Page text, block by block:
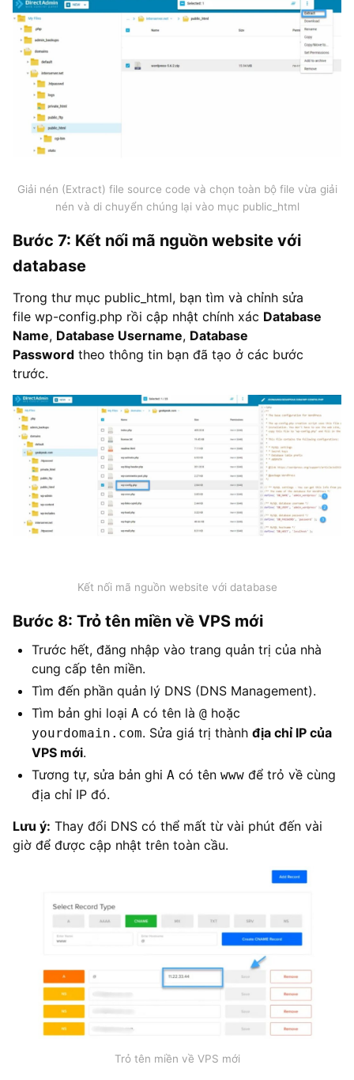
Giải nén (Extract) file source code và chọn toàn bộ file vừa giải
nén và di chuyển chúng lại vào mục public_html
Bước 7: Kết nối mã nguồn website với
database
Trong thư mục public_html, bạn tìm và chỉnh sửa
file wp-config.php rồi cập nhật chính xác Database
Name, Database Username, Database
Password theo thông tin bạn đã tạo ở các bước
trước.
Kết nối mã nguồn website với database
Bước 8: Trỏ tên miền về VPS mới
Trước hết, đăng nhập vào trang quản trị của nhà
cung cấp tên miền.
Tìm đến phần quản lý DNS (DNS Management).
Tìm bản ghi loại A có tên là @ hoặc
yourdomain.com. Sửa giá trị thành địa chỉ IP của
VPS mới.
Tương tự, sửa bản ghi A có tên www để trỏ về cùng
địa chỉ IP đó.
Lưu ý: Thay đổi DNS có thể mất từ vài phút đến vài
giờ để được cập nhật trên toàn cầu.
Trỏ tên miền về VPS mới